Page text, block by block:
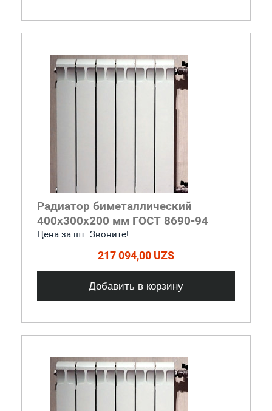
Радиатор биметаллический
400x300x200 мм ГОСТ 8690-94
Цена за шт. Звоните!
217 094,00 UZS
Добавить в корзину